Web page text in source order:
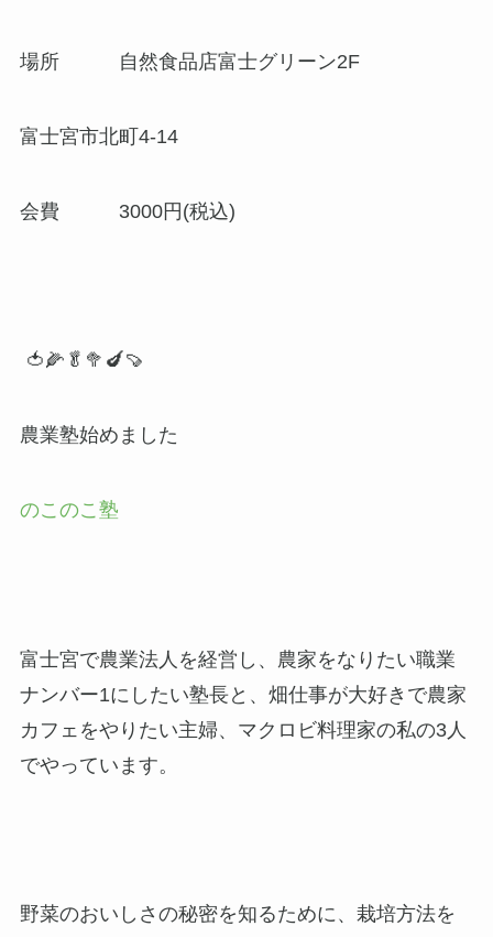
場所 自然食品店富士グリーン2F
富士宮市北町4-14
会費 3000円(税込)
🍅🌽🥬🥦🍆🍠
農業塾始めました
のこのこ塾
富士宮で農業法人を経営し、農家をなりたい職業
ナンバー1にしたい塾長と、畑仕事が大好きで農家
カフェをやりたい主婦、マクロビ料理家の私の3人
でやっています。
野菜のおいしさの秘密を知るために、栽培方法を